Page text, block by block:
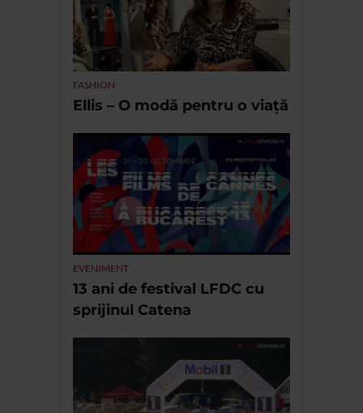
FASHION
Ellis – O modă pentru o viață
EVENIMENT
13 ani de festival LFDC cu
sprijinul Catena